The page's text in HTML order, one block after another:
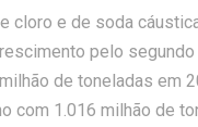
cloro e de soda
pelo
de toneladas em
com 1.016 milhão de